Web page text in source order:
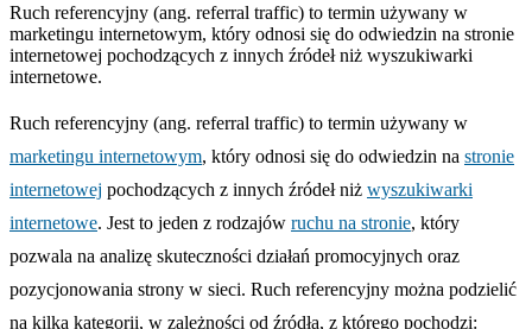
Ruch referencyjny (ang. referral traffic) to termin używany w
marketingu internetowym, który odnosi się do odwiedzin na stronie
internetowej pochodzących z innych źródeł niż wyszukiwarki
internetowe.
Ruch referencyjny (ang. referral traffic) to termin używany w
marketingu internetowym, który odnosi się do odwiedzin na stronie
internetowej pochodzących z innych źródeł niż wyszukiwarki
internetowe. Jest to jeden z rodzajów ruchu na stronie, który
pozwala na analizę skuteczności działań promocyjnych oraz
pozycjonowania strony w sieci. Ruch referencyjny można podzielić
na kilka kategorii, w zależności od źródła, z którego pochodzi: